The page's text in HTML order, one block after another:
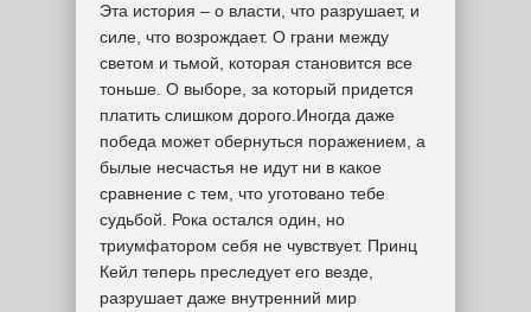
Эта история – о власти, что разрушает, и
силе, что возрождает. О грани между
светом и тьмой, которая становится все
тоньше. О выборе, за который придется
платить слишком дорого.Иногда даже
победа может обернуться поражением, а
былые несчастья не идут ни в какое
сравнение с тем, что уготовано тебе
судьбой. Рока остался один, но
триумфатором себя не чувствует. Принц
Кейл теперь преследует его везде,
разрушает даже внутренний мир